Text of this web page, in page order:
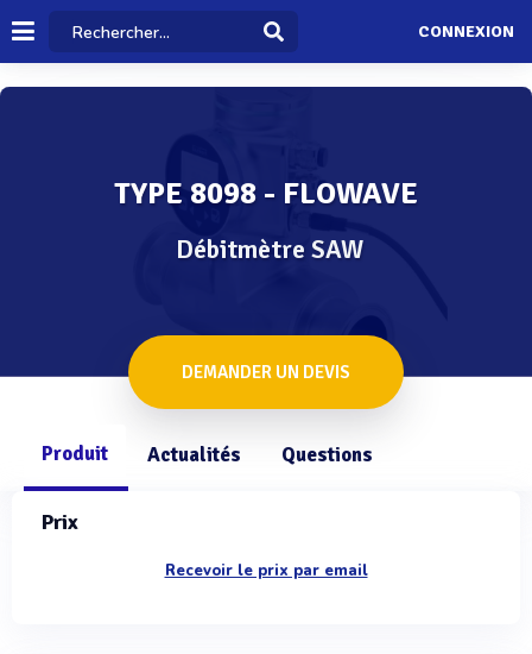
CONNEXION
TYPE 8098 - FLOWAVE
Débitmètre SAW
DEMANDER UN DEVIS
Produit Actualités Questions
Prix
Recevoir le prix par email